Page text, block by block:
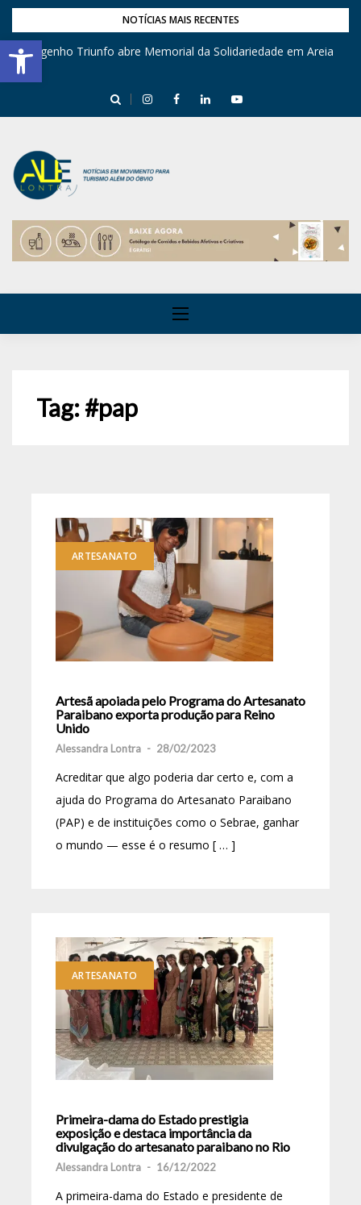
Barra de Ferramentas Aberta
NOTÍCIAS MAIS RECENTES
Engenho Triunfo abre Memorial da Solidariedade em Areia
Tag:#pap
ARTESANATO
Artesã apoiada pelo Programa do Artesanato
Paraibano exporta produção para Reino
Unido
Alessandra Lontra - 28/02/2023
Acreditar que algo poderia dar certo e, com a
ajuda do Programa do Artesanato Paraibano
(PAP) e de instituições como o Sebrae, ganhar
o mundo — esse é o resumo [ … ]
ARTESANATO
Primeira-dama do Estado prestigia
exposição e destaca importância da
divulgação do artesanato paraibano no Rio
Alessandra Lontra - 16/12/2022
A primeira-dama do Estado e presidente de